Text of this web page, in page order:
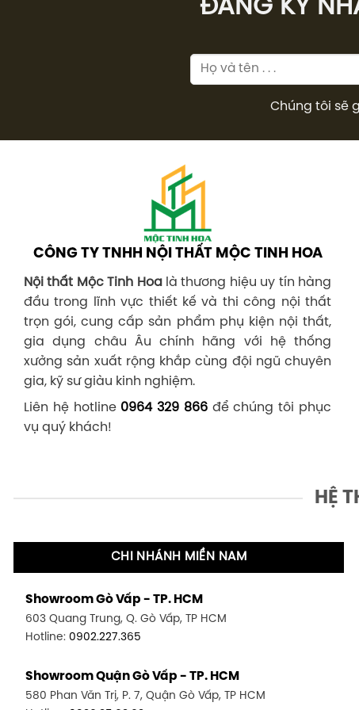
ĐĂNG KÝ
Chúng tôi sẽ
CÔNG TY TNHH NỘI THẤT MỘC TINH HOA
Nội thất Mộc Tinh Hoalà thương hiệu uy tín hàng
đầu trong lĩnh vực thiết kế và thi công nội thất
trọn gói, cung cấp sản phẩm phụ kiện nội thất,
gia dụng châu Âu chính hãng với hệ thống
xưởng sản xuất rộng khắp cùng đội ngũ chuyên
gia, kỹ sư giàu kinh nghiệm.
Liên hệ hotline 0964 329 866để chúng tôi phục
vụ quý khách!
HỆ
CHI NHÁNH MIỀN NAM
Showroom Gò Vấp - TP. HCM
603 Quang Trung, Q. Gò Vấp, TP HCM
Hotline: 0902.227.365
Showroom Quận Gò Vấp - TP. HCM
580 Phan Văn Trị, P. 7, Quận Gò Vấp, TP HCM